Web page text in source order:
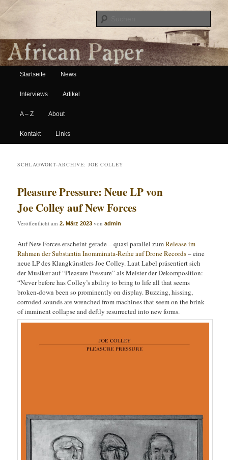
African Paper
Hauptmenü
Zum Inhalt wechseln
Zum sekundären Inhalt wechseln
Startseite News
Interviews Artikel
A – Z About
Kontakt Links
SCHLAGWORT-ARCHIVE:JOE COLLEY
Pleasure Pressure: Neue LP von
Joe Colley auf New Forces
Veröffentlicht am2. März 2023 vonadmin
Auf New Forces erscheint gerade – quasi parallel zumRelease im
Rahmen der Substantia Inomminata-Reihe auf Drone Records– eine
neue LP des Klangkünstlers Joe Colley. Laut Label präsentiert sich
der Musiker auf “Pleasure Pressure” als Meister der Dekomposition:
“Never before has Colley’s ability to bring to life all that seems
broken-down been so prominently on display. Buzzing, hissing,
corroded sounds are wrenched from machines that seem on the brink
of imminent collapse and deftly resurrected into new forms.